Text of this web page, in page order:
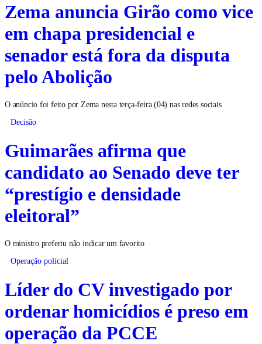
Zema anuncia Girão como vice
em chapa presidencial e
senador está fora da disputa
pelo Abolição
O anúncio foi feito por Zema nesta terça-feira (04) nas redes sociais
Decisão
Guimarães afirma que
candidato ao Senado deve ter
“prestígio e densidade
eleitoral”
O ministro preferiu não indicar um favorito
Operação policial
Líder do CV investigado por
ordenar homicídios é preso em
operação da PCCE